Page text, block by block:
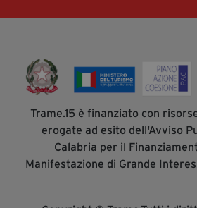
Trame.15 è finanziato con
erogate ad esito dell'Avviso
Calabria per il
Manifestazione di Grande